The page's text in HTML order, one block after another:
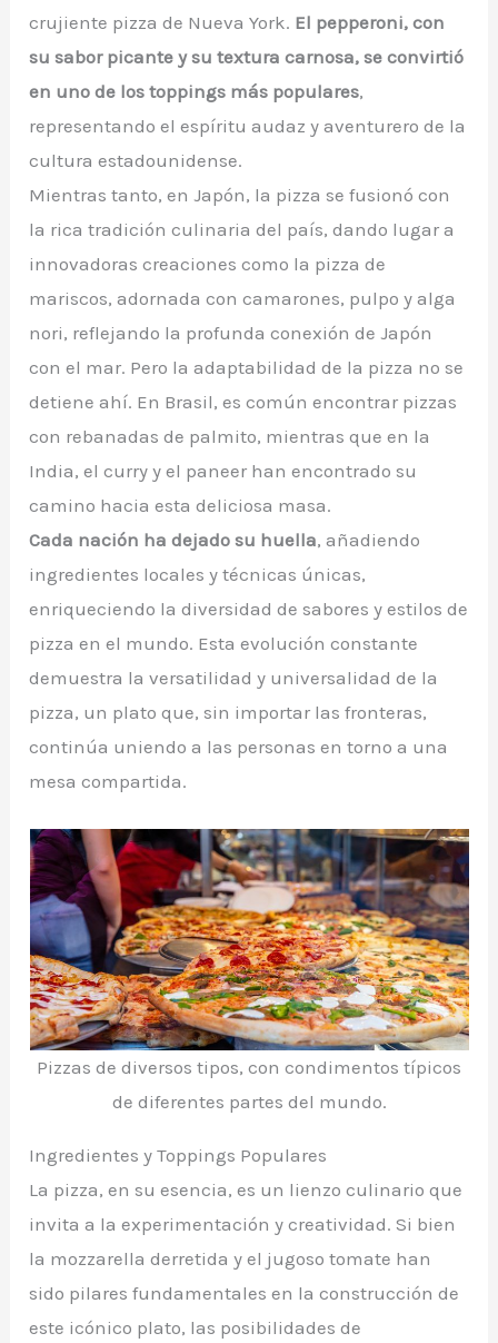
crujiente pizza de Nueva York. El pepperoni, con
su sabor picante y su textura carnosa, se convirtió
en uno de los toppings más populares,
representando el espíritu audaz y aventurero de la
cultura estadounidense.
Mientras tanto, en Japón, la pizza se fusionó con
la rica tradición culinaria del país, dando lugar a
innovadoras creaciones como la pizza de
mariscos, adornada con camarones, pulpo y alga
nori, reflejando la profunda conexión de Japón
con el mar. Pero la adaptabilidad de la pizza no se
detiene ahí. En Brasil, es común encontrar pizzas
con rebanadas de palmito, mientras que en la
India, el curry y el paneer han encontrado su
camino hacia esta deliciosa masa.
Cada nación ha dejado su huella, añadiendo
ingredientes locales y técnicas únicas,
enriqueciendo la diversidad de sabores y estilos de
pizza en el mundo. Esta evolución constante
demuestra la versatilidad y universalidad de la
pizza, un plato que, sin importar las fronteras,
continúa uniendo a las personas en torno a una
mesa compartida.
Pizzas de diversos tipos, con condimentos típicos
de diferentes partes del mundo.
Ingredientes y Toppings Populares
La pizza, en su esencia, es un lienzo culinario que
invita a la experimentación y creatividad. Si bien
la mozzarella derretida y el jugoso tomate han
sido pilares fundamentales en la construcción de
este icónico plato, las posibilidades de